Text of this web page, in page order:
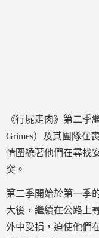
《行屍走肉》第二季
Grimes）及其團隊在
情圍繞著他們在尋找
突。
第二季開始於第一季
大後，繼續在公路上
外中受損，迫使他們